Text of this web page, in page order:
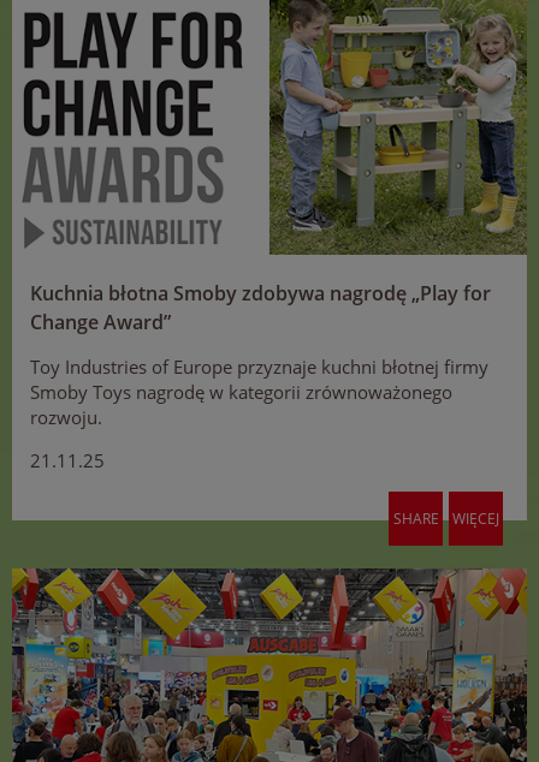
Kuchnia błotna Smoby zdobywa nagrodę „Play for
Change Award”
Toy Industries of Europe przyznaje kuchni błotnej firmy
Smoby Toys nagrodę w kategorii zrównoważonego
rozwoju.
21.11.25
SHARE WIĘCEJ